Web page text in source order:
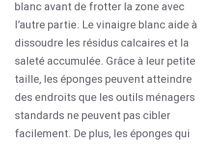
blanc avant de frotter la zone avec
l’autre partie. Le vinaigre blanc aide à
dissoudre les résidus calcaires et la
saleté accumulée. Grâce à leur petite
taille, les éponges peuvent atteindre
des endroits que les outils ménagers
standards ne peuvent pas cibler
facilement. De plus, les éponges qui